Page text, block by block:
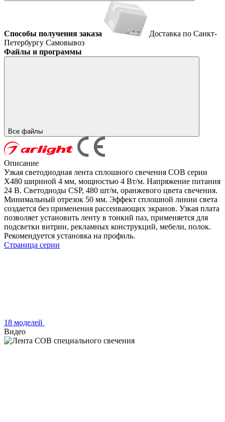
Способы получения заказа
Доставка по Санкт-
Петербургу Самовывоз
Файлы и программы
Все файлы
Описание
Узкая светодиодная лента сплошного свечения COB серии
X480 шириной 4 мм, мощностью 4 Вт/м. Напряжение питания
24 В. Светодиоды CSP, 480 шт/м, оранжевого цвета свечения.
Минимальный отрезок 50 мм. Эффект сплошной линии света
создается без применения рассеивающих экранов. Узкая плата
позволяет установить ленту в тонкий паз, применяется для
подсветки витрин, рекламных конструкций, мебели, полок.
Рекомендуется установка на профиль.
Страница серии
18 моделей
Видео